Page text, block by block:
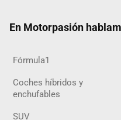
En Motorpasión
Fórmula1
Coches híbridos y
enchufables
SUV